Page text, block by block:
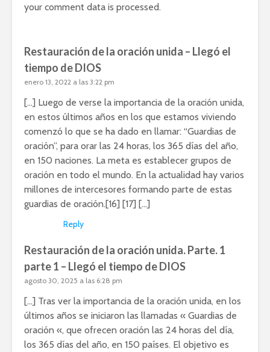
your comment data is processed.
Restauración de la oración unida – Llegó el
tiempo de DIOS
enero 13, 2022 a las 3:22 pm
[…] Luego de verse la importancia de la oración unida,
en estos últimos años en los que estamos viviendo
comenzó lo que se ha dado en llamar: “Guardias de
oración”, para orar las 24 horas, los 365 días del año,
en 150 naciones. La meta es establecer grupos de
oración en todo el mundo. En la actualidad hay varios
millones de intercesores formando parte de estas
guardias de oración.[16] [17] […]
Reply
Restauración de la oración unida. Parte. 1
parte 1 – Llegó el tiempo de DIOS
agosto 30, 2025 a las 6:28 pm
[…] Tras ver la importancia de la oración unida, en los
últimos años se iniciaron las llamadas « Guardias de
oración «, que ofrecen oración las 24 horas del día,
los 365 días del año, en 150 países. El objetivo es